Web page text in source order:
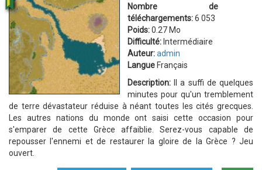
Nombre de
téléchargements:6 053
Poids:0.27 Mo
Difficulté: Intermédiaire
Auteur:admin
Langue Français
Description:
Il a suffi de quelques
minutes pour qu'un tremblement
de terre dévastateur réduise à néant toutes les cités grecques.
Les autres nations du monde ont saisi cette occasion pour
s'emparer de cette Grèce affaiblie. Serez-vous capable de
repousser l'ennemi et de restaurer la gloire de la Grèce ? Jeu
ouvert.